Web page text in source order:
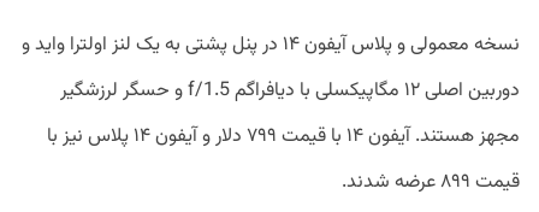
نسخه معمولی و پلاس آیفون ۱۴ در پنل پشتی به یک لنز اولترا واید و
دوربین اصلی ۱۲ مگاپیکسلی با دیافراگم f/1.5 و حسگر لرزشگیر
مجهز هستند. آیفون ۱۴ با قیمت ۷۹۹ دلار و آیفون ۱۴ پلاس نیز با
قیمت ۸۹۹ عرضه شدند.